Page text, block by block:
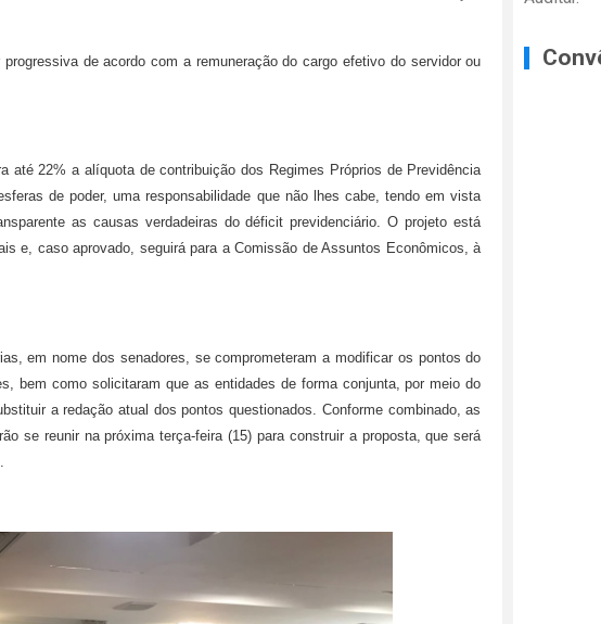
de acordo com a remuneração do cargo efetivo do servidor ou
até 22% a alíquota de contribuição dos Regimes Próprios de Previdência
de poder, uma responsabilidade que não lhes cabe, tendo em vista
as causas verdadeiras do déficit previdenciário. O projeto está
e, caso aprovado, seguirá para a Comissão de Assuntos Econômicos, à
em nome dos senadores, se comprometeram a modificar os pontos do
bem como solicitaram que as entidades de forma conjunta, por meio do
a redação atual dos pontos questionados. Conforme combinado, as
se reunir na próxima terça-feira (15) para construir a proposta, que será